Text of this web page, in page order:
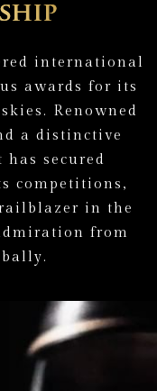
red in ternational
us awards for i ts
skies. Renowned
d a dis tinctive
has secured
s compe ti tions ,
ailblazer in the
dmiration from
bally.